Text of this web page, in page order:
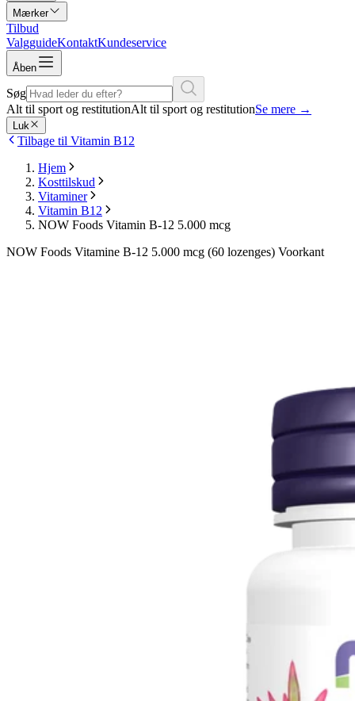
Mærker
Tilbud
ValgguideKontaktKundeservice
Åben
Søg
Alt til sport og restitutionAlt til sport og restitutionSe mere →
Luk
Tilbage til Vitamin B12
Hjem
Kosttilskud
Vitaminer
Vitamin B12
NOW Foods Vitamin B-12 5.000 mcg
NOW Foods Vitamine B-12 5.000 mcg (60 lozenges) Voorkant